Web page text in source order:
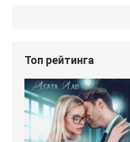
Топ рейтинга